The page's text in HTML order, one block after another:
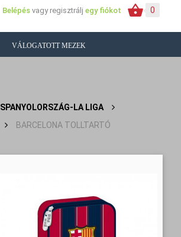
0
Belépés vagy regisztrálj egy fiókot
VÁLOGATOTT MEZEK
SPANYOLORSZÁG-LA LIGA
>
BARCELONA TOLLTARTÓ